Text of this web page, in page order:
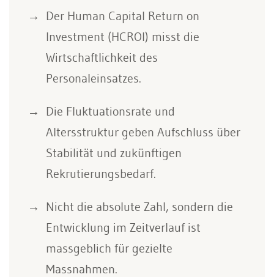
Der Human Capital Return on
Investment (HCROI) misst die
Wirtschaftlichkeit des
Personaleinsatzes.
Die Fluktuationsrate und
Altersstruktur geben Aufschluss über
Stabilität und zukünftigen
Rekrutierungsbedarf.
Nicht die absolute Zahl, sondern die
Entwicklung im Zeitverlauf ist
massgeblich für gezielte
Massnahmen.